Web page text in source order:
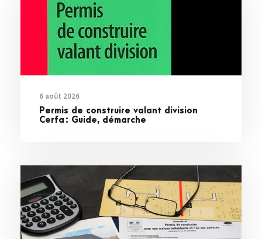
6 août 2026
Permis de construire valant division
Cerfa : Guide, démarche